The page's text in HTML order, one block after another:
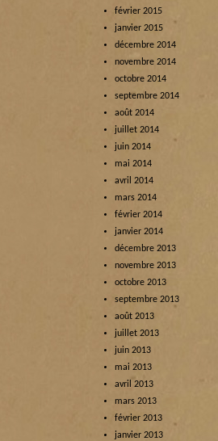
février 2015
janvier 2015
décembre 2014
novembre 2014
octobre 2014
septembre 2014
août 2014
juillet 2014
juin 2014
mai 2014
avril 2014
mars 2014
février 2014
janvier 2014
décembre 2013
novembre 2013
octobre 2013
septembre 2013
août 2013
juillet 2013
juin 2013
mai 2013
avril 2013
mars 2013
février 2013
janvier 2013